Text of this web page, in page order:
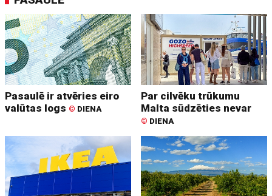
Pasaulē ir atvēries eiro
valūtas logs © DIENA
Par cilvēku trūkumu
Malta sūdzēties nevar
© DIENA